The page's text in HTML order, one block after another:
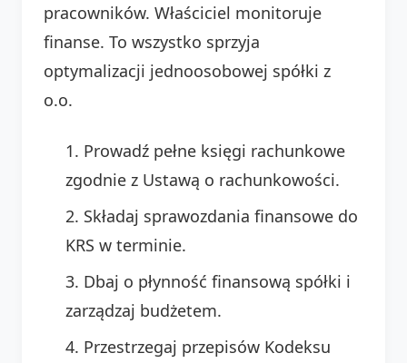
pracowników. Właściciel monitoruje
finanse. To wszystko sprzyja
optymalizacji jednoosobowej spółki z
o.o.
Prowadź pełne księgi rachunkowe
zgodnie z Ustawą o rachunkowości.
Składaj sprawozdania finansowe do
KRS w terminie.
Dbaj o płynność finansową spółki i
zarządzaj budżetem.
Przestrzegaj przepisów Kodeksu